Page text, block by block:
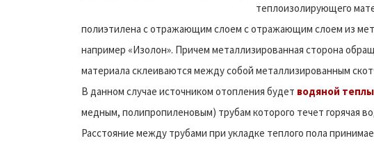
теплоизолирующего
полиэтилена с отражающим слоем с отражающим слоем из
например «Изолон». Причем металлизированная сторона
материала склеиваются между собой металлизированным
В данном случае источником отопления будет водяной
медным, полипропиленовым) трубам которого течет горячая
Расстояние между трубами при укладке теплого пола